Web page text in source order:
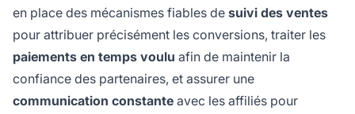
en place des mécanismes fiables de suivi des ventes
pour attribuer précisément les conversions, traiter les
paiements en temps voulu afin de maintenir la
confiance des partenaires, et assurer une
communication constante avec les affiliés pour